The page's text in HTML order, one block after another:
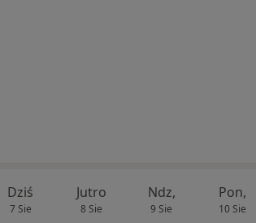
Dziś
7 Sie
Jutro
8 Sie
Ndz,
9 Sie
Pon,
10 Sie